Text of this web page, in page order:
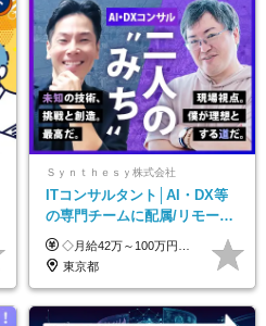
Ｓｙｎｔｈｅｓｙ株式会社
ITコンサルタント│AI・DX等
の専門チームに配属/リモート
×フレックス/Big4と同水準の
給与・待遇
◇月給42万～100万円＋賞与年2回 └年収900～1600万円可能 ★☆年収例☆★ ◎37歳・元開発エンジニア └年収900万（2年後に年収150万UP実績） ◎40歳・元SierのPM └年収1400万（2年後に年収300万UP実績） ◎43歳・元コンサルタント └年収1600万（2年後に年収200万UP実績） ※経験・スキルを考慮し決定します ※試用期間3～6カ月あり（その間の待遇に差異はありません） 【固定残業代について】 なし（残業代は、実際の労働時間に応じて別途全額支給）
東京都